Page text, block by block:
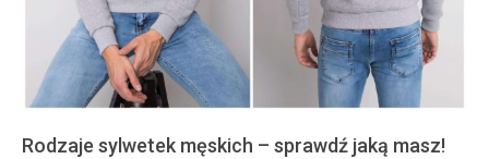
Rodzaje sylwetek męskich – sprawdź jaką masz!